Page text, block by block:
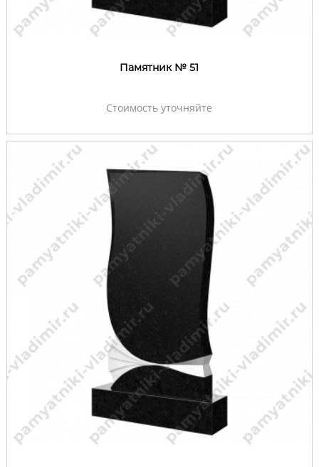
Памятник № 51
Стоимость уточняйте